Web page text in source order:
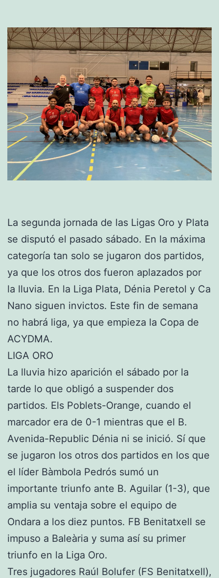
La segunda jornada de las Ligas Oro y Plata
se disputó el pasado sábado. En la máxima
categoría tan solo se jugaron dos partidos,
ya que los otros dos fueron aplazados por
la lluvia. En la Liga Plata, Dénia Peretol y Ca
Nano siguen invictos. Este fin de semana
no habrá liga, ya que empieza la Copa de
ACYDMA.
LIGA ORO
La lluvia hizo aparición el sábado por la
tarde lo que obligó a suspender dos
partidos. Els Poblets-Orange, cuando el
marcador era de 0-1 mientras que el B.
Avenida-Republic Dénia ni se inició. Sí que
se jugaron los otros dos partidos en los que
el líder Bàmbola Pedrós sumó un
importante triunfo ante B. Aguilar (1-3), que
amplia su ventaja sobre el equipo de
Ondara a los diez puntos. FB Benitatxell se
impuso a Baleària y suma así su primer
triunfo en la Liga Oro.
Tres jugadores Raúl Bolufer (FS Benitatxell),